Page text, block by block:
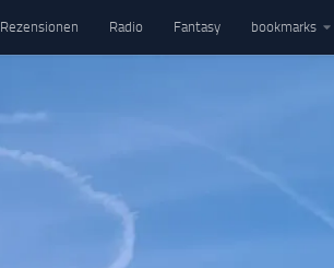
Rezensionen Radio Fantasy bookmarks